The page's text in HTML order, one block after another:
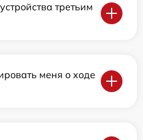
третьим
меня о ходе